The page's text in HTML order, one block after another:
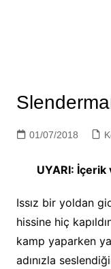
01/07/2018
UYARI:
Issız bir yoldan
hissine hiç
kamp yaparken
adınızla